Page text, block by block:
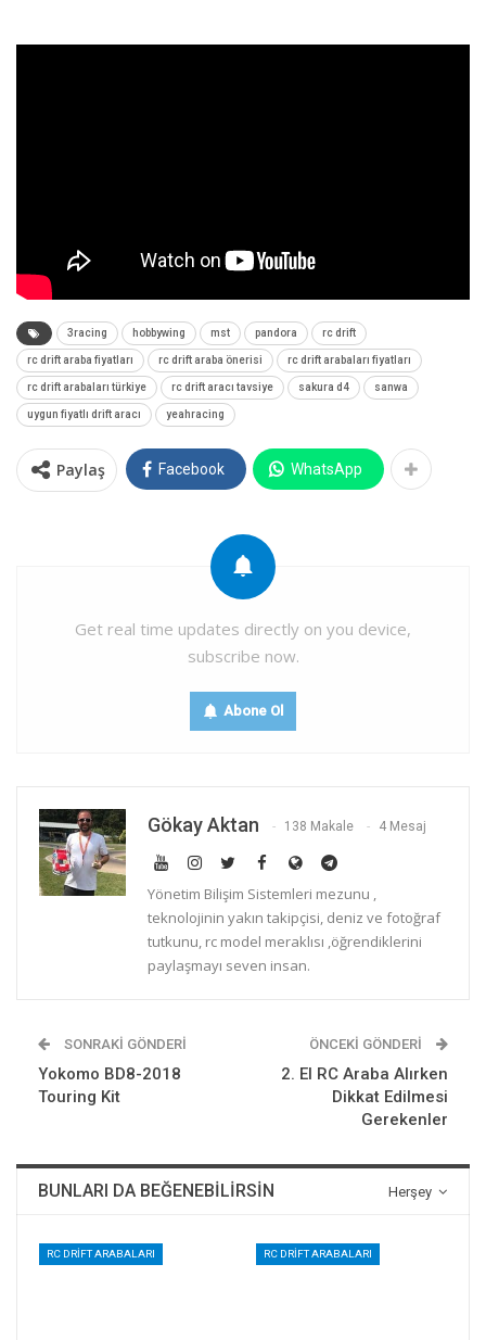
3racing hobbywing mst pandora rc drift
rc drift araba fiyatları rc drift araba önerisi rc drift arabaları fiyatları
rc drift arabaları türkiye rc drift aracı tavsiye sakura d4 sanwa
uygun fiyatlı drift aracı yeahracing
Paylaş Facebook WhatsApp
Get real time updates directly on you device,
subscribe now.
Abone Ol
Gökay Aktan 138 Makale 4 Mesaj
Yönetim Bilişim Sistemleri mezunu ,
teknolojinin yakın takipçisi, deniz ve fotoğraf
tutkunu, rc model meraklısı ,öğrendiklerini
paylaşmayı seven insan.
SONRAKI GÖNDERI
Yokomo BD8-2018
Touring Kit
ÖNCEKI GÖNDERI
2. El RC Araba Alırken
Dikkat Edilmesi
Gerekenler
Herşey
BUNLARI DA BEĞENEBILIRSIN
RC DRIFT ARABALARI RC DRIFT ARABALARI